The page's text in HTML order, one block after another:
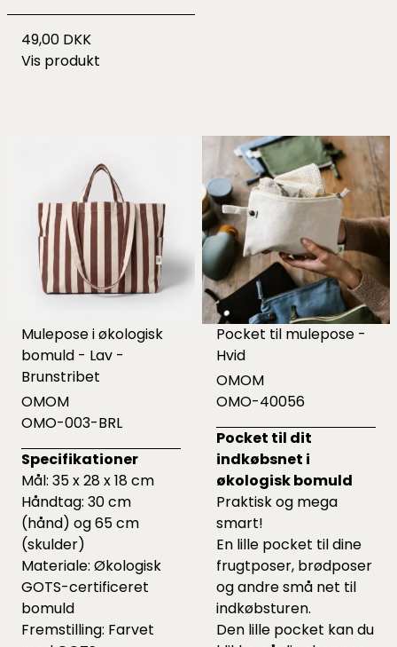
49,00 DKK
Vis produkt
Mulepose i økologisk
bomuld - Lav -
Brunstribet
OMOM
OMO-003-BRL
Specifikationer
Mål: 35 x 28 x 18 cm
Håndtag: 30 cm
(hånd) og 65 cm
(skulder)
Materiale: Økologisk
GOTS-certificeret
bomuld
Fremstilling: Farvet
Pocket til mulepose -
Hvid
OMOM
OMO-40056
Pocket til dit
indkøbsnet i
økologisk bomuld
Praktisk og mega
smart!
En lille pocket til dine
frugtposer, brødposer
og andre små net til
indkøbsturen.
Den lille pocket kan du